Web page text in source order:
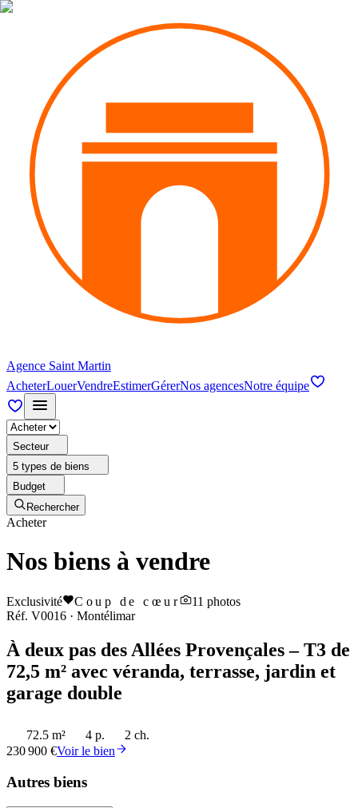
Agence Saint Martin
AcheterLouerVendreEstimerGérerNos agencesNotre équipe
Secteur
5 types de biens
Budget
Rechercher
Acheter
Nos biens à vendre
Exclusivité Coup de cœur 11 photos
Réf. V0016 · Montélimar
À deux pas des Allées Provençales – T3 de
72,5 m² avec véranda, terrasse, jardin et
garage double
72.5 m² 4 p.
2 ch.
230 900 €Voir le bien
Autres biens